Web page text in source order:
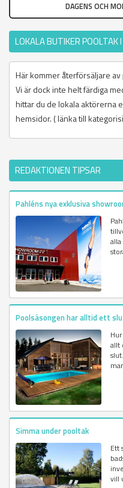
DAGENS OCH
LOKALA BUTIKER POOLTAK
Här kommer återförsäljare
Vi är dock inte helt färdiga
hittar du de lokala aktörerna
hemsidor. ( länka till
REDAKTIONEN TIPSAR
Pahléns nya exklusiva
Poolsäsongen har alltid ett
allt
Simma under pooltak
Ett
vill